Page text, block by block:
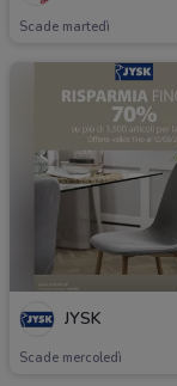
Scade martedì
JYSK
Scade mercoledì